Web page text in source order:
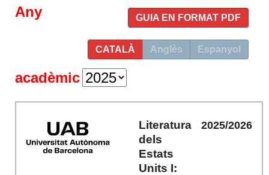
GUIA EN FORMAT PDF
CATALÀ Anglès Espanyol
Any
acadèmic
Literatura
dels
Estats
Units I:
2025/2026